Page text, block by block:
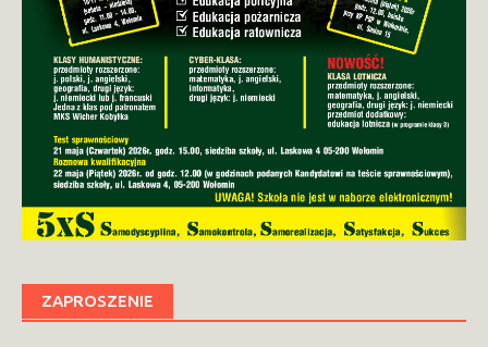
ZAPROSZENIE